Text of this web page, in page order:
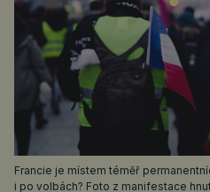
Francie je místem téměř
i po volbách? Foto z manifestace